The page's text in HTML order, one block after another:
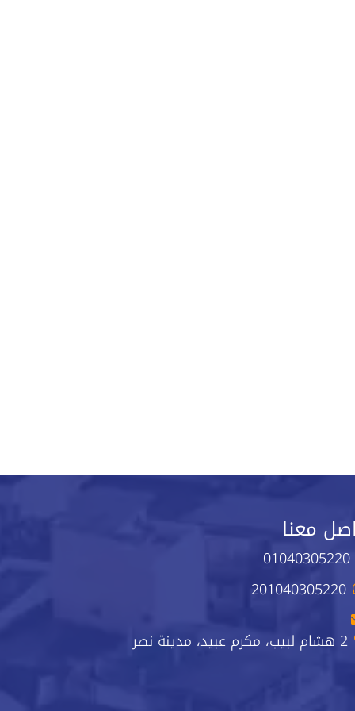
معنا
01040305220
201040305220
2 هشام لبيب، مكرم عبيد، مدينة نصر